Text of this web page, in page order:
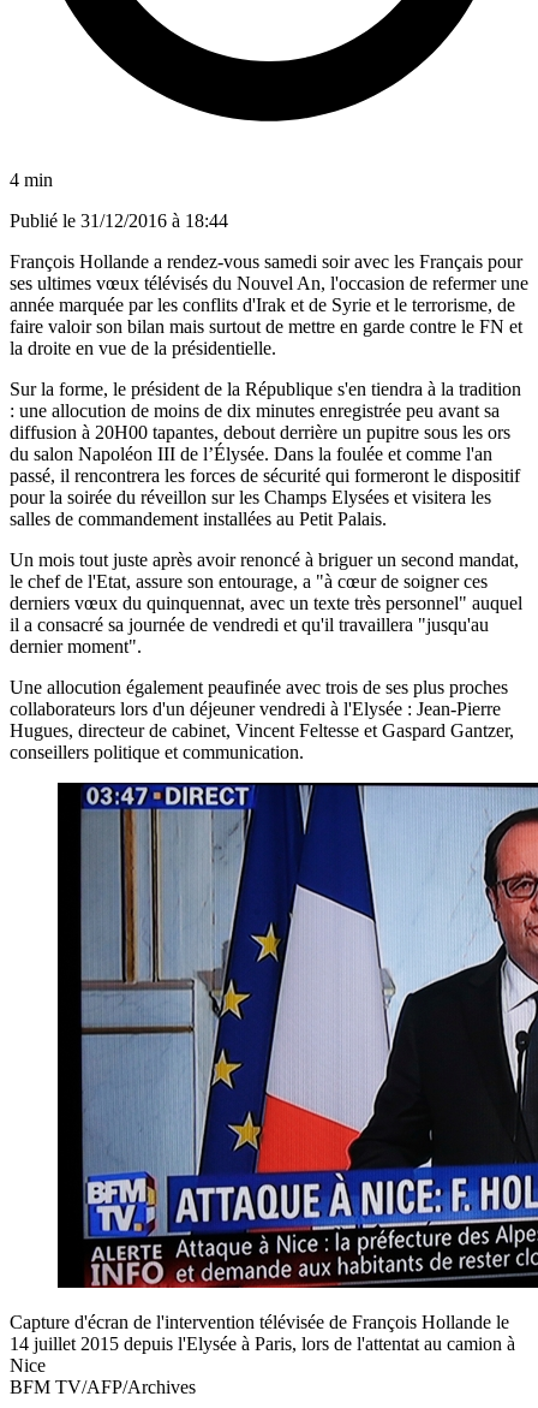
4 min
Publié le 31/12/2016 à 18:44
François Hollande a rendez-vous samedi soir avec les Français pour
ses ultimes vœux télévisés du Nouvel An, l'occasion de refermer une
année marquée par les conflits d'Irak et de Syrie et le terrorisme, de
faire valoir son bilan mais surtout de mettre en garde contre le FN et
la droite en vue de la présidentielle.
Sur la forme, le président de la République s'en tiendra à la tradition
: une allocution de moins de dix minutes enregistrée peu avant sa
diffusion à 20H00 tapantes, debout derrière un pupitre sous les ors
du salon Napoléon III de l’Élysée. Dans la foulée et comme l'an
passé, il rencontrera les forces de sécurité qui formeront le dispositif
pour la soirée du réveillon sur les Champs Elysées et visitera les
salles de commandement installées au Petit Palais.
Un mois tout juste après avoir renoncé à briguer un second mandat,
le chef de l'Etat, assure son entourage, a "à cœur de soigner ces
derniers vœux du quinquennat, avec un texte très personnel" auquel
il a consacré sa journée de vendredi et qu'il travaillera "jusqu'au
dernier moment".
Une allocution également peaufinée avec trois de ses plus proches
collaborateurs lors d'un déjeuner vendredi à l'Elysée : Jean-Pierre
Hugues, directeur de cabinet, Vincent Feltesse et Gaspard Gantzer,
conseillers politique et communication.
Capture d'écran de l'intervention télévisée de François Hollande le
14 juillet 2015 depuis l'Elysée à Paris, lors de l'attentat au camion à
Nice
BFM TV/AFP/Archives